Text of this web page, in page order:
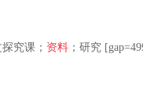
究课； 资料 ；研究